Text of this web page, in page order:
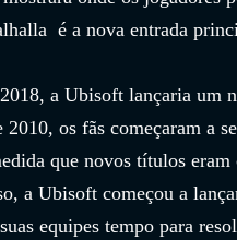
é a nova entrada
a Ubisoft lançaria um
2010, os fãs começaram a
que novos títulos
a Ubisoft começou a
equipes tempo para